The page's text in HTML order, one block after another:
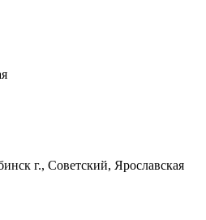
г., Советский, Ярославская